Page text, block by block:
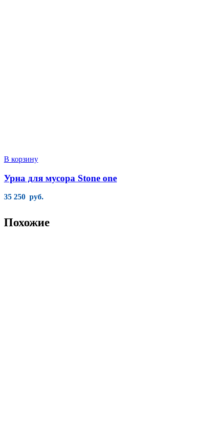
В корзину
Урна для мусора Stone one
35 250 руб.
Похожие